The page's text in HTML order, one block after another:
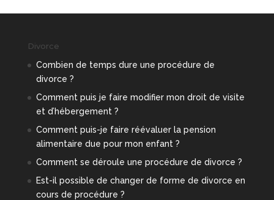
Divorce
Combien de temps dure une procédure de
divorce ?
Comment puis je faire modifier mon droit de visite
et d’hébergement ?
Comment puis-je faire réévaluer la pension
alimentaire due pour mon enfant ?
Comment se déroule une procédure de divorce ?
Est-il possible de changer de forme de divorce en
cours de procédure ?